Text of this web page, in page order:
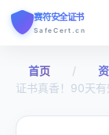
赛符安全证书
SafeCert.cn
首页
首页 /
证书真香！90天